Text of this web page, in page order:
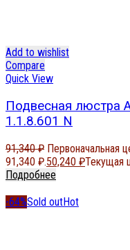
Add to wishlist
Compare
Quick View
Подвесная люстра
1.1.8.601 N
91,340₽ Первоначальная
91,340 ₽.50,240 ₽Текущая
Подробнее
-64%Sold outHot